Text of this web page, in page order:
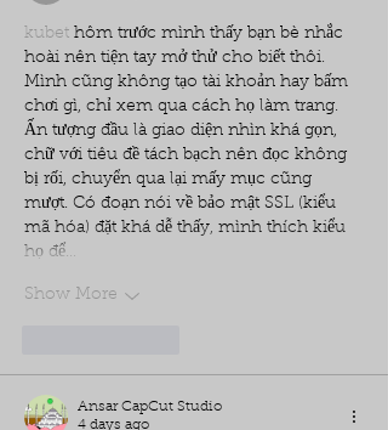
kubet hôm trước mình thấy bạn bè nhắc
hoài nên tiện tay mở thử cho biết thôi.
Mình cũng không tạo tài khoản hay bấm
chơi gì, chỉ xem qua cách họ làm trang.
Ấn tượng đầu là giao diện nhìn khá gọn,
chữ với tiêu đề tách bạch nên đọc không
bị rối, chuyển qua lại mấy mục cũng
mượt. Có đoạn nói về bảo mật SSL (kiểu
mã hóa) đặt khá dễ thấy, mình thích kiểu
họ để…
Show More
Ansar CapCut Studio
4 days ago